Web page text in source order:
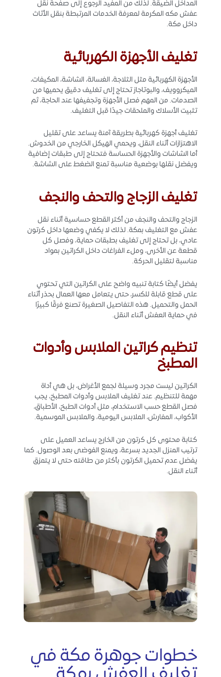
المداخل الضيقة. لذلك من المفيد الرجوع إلى صفحة نقل
عفش مكه المكرمة لمعرفة الخدمات المرتبطة بنقل الأثاث
داخل مكة.
تغليف الأجهزة الكهربائية
الأجهزة الكهربائية مثل الثلاجة، الغسالة، الشاشة، المكيفات،
الميكروويف، والبوتاجاز تحتاج إلى تغليف دقيق يحميها من
الصدمات. من المهم فصل الأجهزة وتجفيفها عند الحاجة، ثم
تثبيت الأسلاك والملحقات جيدًا قبل التغليف.
تغليف أجهزة كهربائية بطريقة آمنة يساعد على تقليل
الاهتزازات أثناء النقل، ويحمي الهيكل الخارجي من الخدوش.
أما الشاشات والأجهزة الحساسة فتحتاج إلى طبقات إضافية
ويفضل نقلها بوضعية مناسبة تمنع الضغط على الشاشة.
تغليف الزجاج والتحف والنجف
الزجاج والتحف والنجف من أكثر القطع حساسية أثناء نقل
عفش مع التغليف بمكة. لذلك لا يكفي وضعها داخل كرتون
عادي، بل تحتاج إلى تغليف بطبقات حماية، وفصل كل
قطعة عن الأخرى، وملء الفراغات داخل الكراتين بمواد
مناسبة لتقليل الحركة.
يفضل أيضًا كتابة تنبيه واضح على الكراتين التي تحتوي
على قطع قابلة للكسر، حتى يتعامل معها العمال بحذر أثناء
الحمل والتحميل. هذه التفاصيل الصغيرة تصنع فرقًا كبيرًا
في حماية العفش أثناء النقل.
تنظيم كراتين الملابس وأدوات
المطبخ
الكراتين ليست مجرد وسيلة لجمع الأغراض، بل هي أداة
مهمة للتنظيم. عند تغليف الملابس وأدوات المطبخ، يجب
فصل القطع حسب الاستخدام، مثل أدوات الطبخ، الأطباق،
الأكواب، المفارش، الملابس اليومية، والملابس الموسمية.
كتابة محتوى كل كرتون من الخارج يساعد العميل على
ترتيب المنزل الجديد بسرعة، ويمنع الفوضى بعد الوصول. كما
يفضل عدم تحميل الكرتون بأكثر من طاقته حتى لا يتمزق
أثناء النقل.
خطوات جوهرة مكة في